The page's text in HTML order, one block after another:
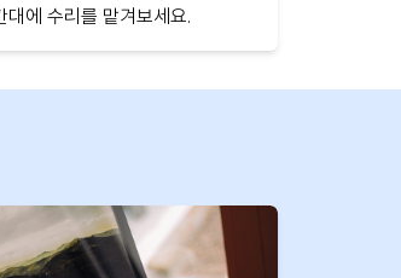
대에 수리를 맡겨보세요.